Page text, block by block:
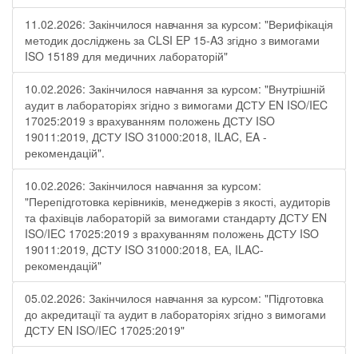
11.02.2026: Закінчилося навчання за курсом: "Верифікація
методик досліджень за CLSI EP 15-A3 згідно з вимогами
ISO 15189 для медичних лабораторій"
10.02.2026: Закінчилося навчання за курсом: "Внутрішній
аудит в лабораторіях згідно з вимогами ДСТУ EN ISO/IEC
17025:2019 з врахуванням положень ДСТУ ISO
19011:2019, ДСТУ ISO 31000:2018, ILAC, EA -
рекомендацій".
10.02.2026: Закінчилося навчання за курсом:
"Перепідготовка керівників, менеджерів з якості, аудиторів
та фахівців лабораторій за вимогами стандарту ДСТУ EN
ISO/IEC 17025:2019 з врахуванням положень ДСТУ ISO
19011:2019, ДСТУ ISO 31000:2018, ЕА, ILAC-
рекомендацій"
05.02.2026: Закінчилося навчання за курсом: "Підготовка
до акредитації та аудит в лабораторіях згідно з вимогами
ДСТУ EN ISO/IEC 17025:2019"